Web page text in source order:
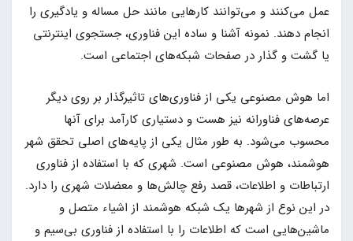
عمل می‌کنند و می‌توانند کارهایی مانند حل مساله و یادگیری را
انجام دهند. نمونه آشنا و ساده این فناوری، جستجوی اینترنتی
یا گشت و گذار در صفحات شبکه‌های اجتماعی است.
اما هوش مصنوعی یکی از فناوری‌های تاثیرگذار بر روی دیگر
عرصه‌های فناورانه نیز هست و دستیاری کارآمد برای آنها
محسوب می‌شود. به طور مثال یکی از پایه‌های اصلی تحقق شهر
هوشمند، هوش مصنوعی است. شهری که با استفاده از فناوری‌
ارتباطات و اطلاعات، قصد رفع چالش‌ها و معضلات شهری را دارد.
در این نوع از شهرها یک شبکه هوشمند از اشیاء متصل و
ماشین‌هایی است که اطلاعات را با استفاده از فناوری بی‌سیم و